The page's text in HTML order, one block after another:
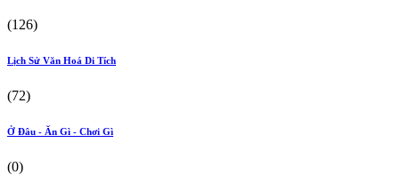
(126)
Lịch Sử Văn Hoá Di Tích
(72)
Ở Đâu - Ăn Gì - Chơi Gì
(0)